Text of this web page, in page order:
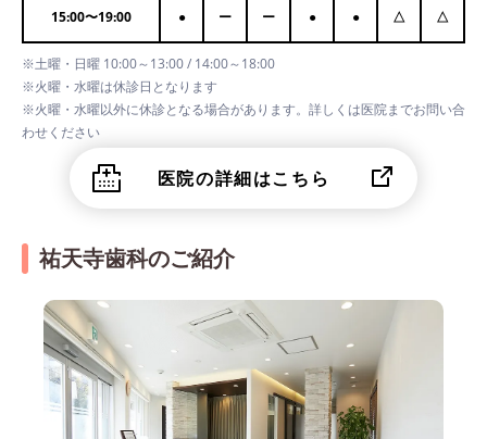
15:00〜19:00 ● ー ー ● ● △ △
※土曜・日曜 10:00～13:00 / 14:00～18:00
※火曜・水曜は休診日となります
※火曜・水曜以外に休診となる場合があります。詳しくは医院までお問い合
わせください
医院の詳細はこちら
祐天寺歯科のご紹介